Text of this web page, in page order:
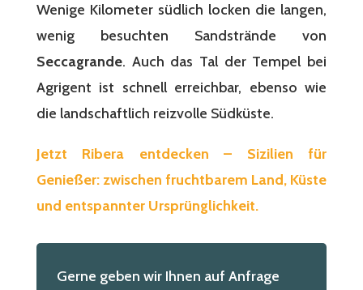
Wenige Kilometer südlich locken die langen,
wenig besuchten Sandstrände von
Seccagrande. Auch das Tal der Tempel bei
Agrigent ist schnell erreichbar, ebenso wie
die landschaftlich reizvolle Südküste.
Jetzt Ribera entdecken – Sizilien für
Genießer: zwischen fruchtbarem Land, Küste
und entspannter Ursprünglichkeit.
Gerne geben wir Ihnen auf Anfrage